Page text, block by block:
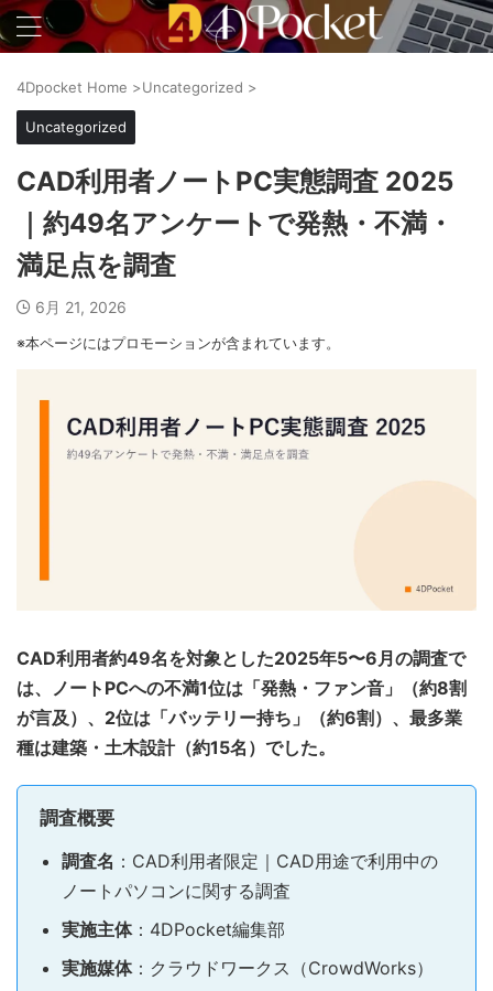
4Dpocket Home >Uncategorized >
Uncategorized
CAD利用者ノートPC実態調査 2025
｜約49名アンケートで発熱・不満・
満足点を調査
6月 21, 2026
※本ページにはプロモーションが含まれています。
CAD利用者約49名を対象とした2025年5〜6月の調査で
は、ノートPCへの不満1位は「発熱・ファン音」（約8割
が言及）、2位は「バッテリー持ち」（約6割）、最多業
種は建築・土木設計（約15名）でした。
調査概要
調査名 ：CAD利用者限定｜CAD用途で利用中の
ノートパソコンに関する調査
実施主体：4DPocket編集部
実施媒体：クラウドワークス（CrowdWorks）